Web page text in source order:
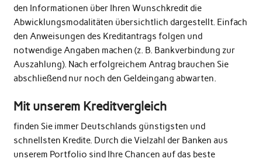
den Informationen über Ihren Wunschkredit die
Abwicklungsmodalitäten übersichtlich dargestellt. Einfach
den Anweisungen des Kreditantrags folgen und
notwendige Angaben machen (z. B. Bankverbindung zur
Auszahlung). Nach erfolgreichem Antrag brauchen Sie
abschließend nur noch den Geldeingang abwarten.
Mit unserem Kreditvergleich
finden Sie immer Deutschlands günstigsten und
schnellsten Kredite. Durch die Vielzahl der Banken aus
unserem Portfolio sind Ihre Chancen auf das beste